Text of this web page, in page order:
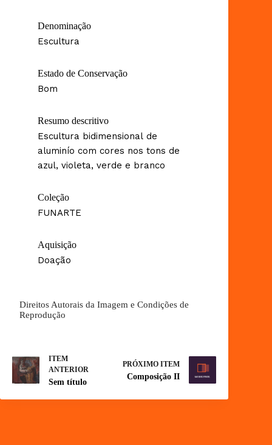
Denominação
Escultura
Estado de Conservação
Bom
Resumo descritivo
Escultura bidimensional de
aluminío com cores nos tons de
azul, violeta, verde e branco
Coleção
FUNARTE
Aquisição
Doação
Direitos Autorais da Imagem e Condições de
Reprodução
ITEM
ANTERIOR
Sem título
PRÓXIMO ITEM
Composição II